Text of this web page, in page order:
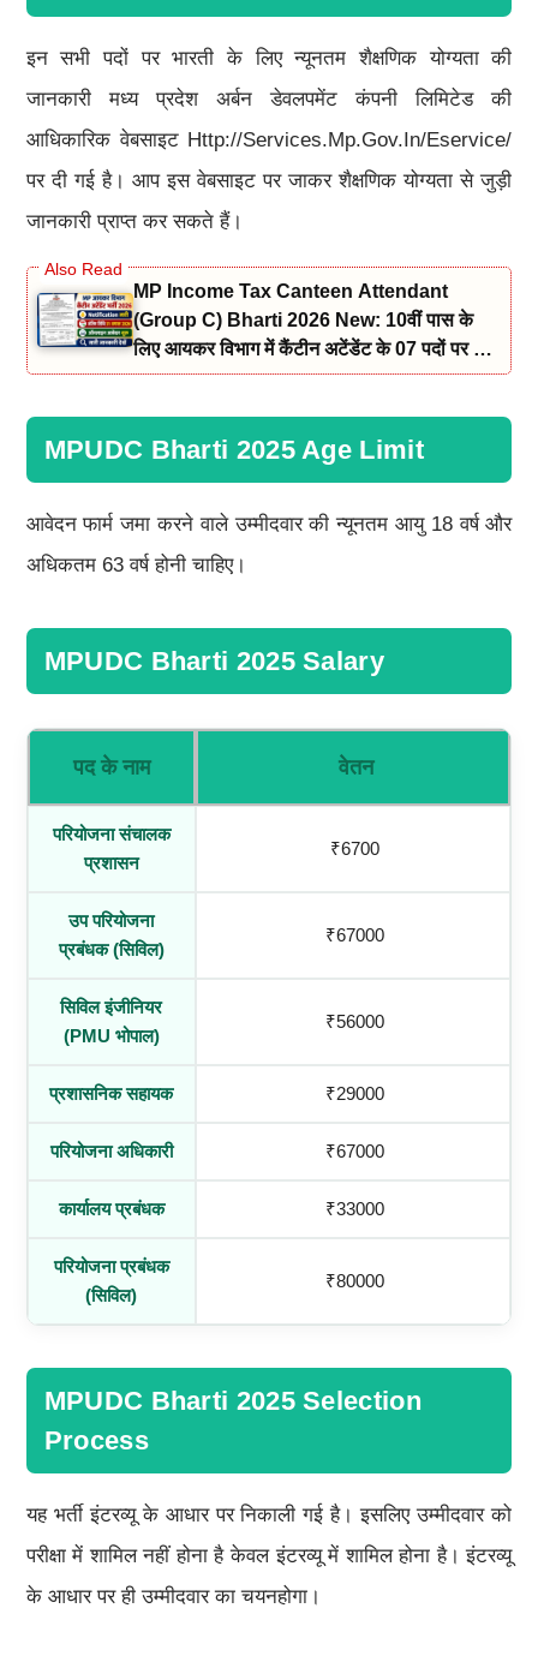
इन सभी पदों पर भारती के लिए न्यूनतम शैक्षणिक योग्यता की
जानकारी मध्य प्रदेश अर्बन डेवलपमेंट कंपनी लिमिटेड की
आधिकारिक वेबसाइट Http://services.mp.gov.in/eservice/
पर दी गई है। आप इस वेबसाइट पर जाकर शैक्षणिक योग्यता से जुड़ी
जानकारी प्राप्त कर सकते हैं।
MP Income Tax Canteen Attendant
(Group C) Bharti 2026 New: 10वीं पास के
लिए आयकर विभाग में कैंटीन अटेंडेंट के 07 पदों पर भर्ती
नोटिफिकेशन और आवेदन जारी
MPUDC Bharti 2025 Age Limit
आवेदन फार्म जमा करने वाले उम्मीदवार की न्यूनतम आयु 18 वर्ष और
अधिकतम 63 वर्ष होनी चाहिए।
MPUDC Bharti 2025 Salary
पद के नाम वेतन
परियोजना संचालक
प्रशासन
₹6700
उप परियोजना
प्रबंधक (सिविल)
₹67000
सिविल इंजीनियर
(PMU भोपाल)
₹56000
प्रशासनिक सहायक ₹29000
परियोजना अधिकारी ₹67000
कार्यालय प्रबंधक ₹33000
परियोजना प्रबंधक
(सिविल)
₹80000
MPUDC Bharti 2025 Selection
Process
यह भर्ती इंटरव्यू के आधार पर निकाली गई है। इसलिए उम्मीदवार को
परीक्षा में शामिल नहीं होना है केवल इंटरव्यू में शामिल होना है। इंटरव्यू
के आधार पर ही उम्मीदवार का चयनहोगा।